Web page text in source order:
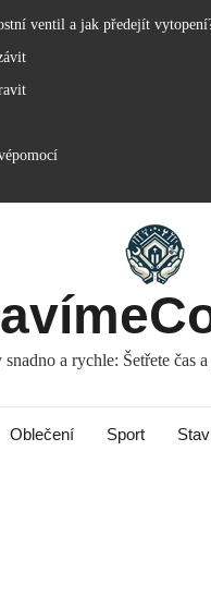
ventil a jak předejít
a rychle: Šetřete čas
Oblečení Sport